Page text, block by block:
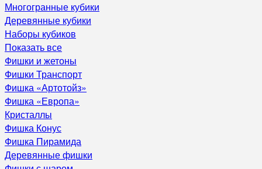
Многогранные кубики
Деревянные кубики
Наборы кубиков
Показать все
Фишки и жетоны
Фишки Транспорт
Фишка «Артотойз»
Фишка «Европа»
Кристаллы
Фишка Конус
Фишка Пирамида
Деревянные фишки